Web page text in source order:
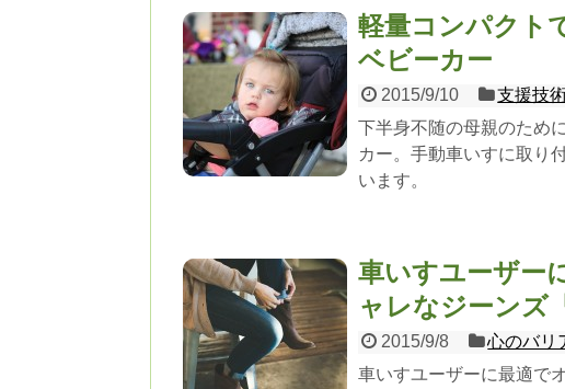
軽量コンパクト
ベビーカー
2015/9/10
支援技
下半身不随の母親のため
カー。手動車いすに取り
います。
車いすユーザー
ャレなジーンズ
2015/9/8
心のバリ
車いすユーザーに最適で